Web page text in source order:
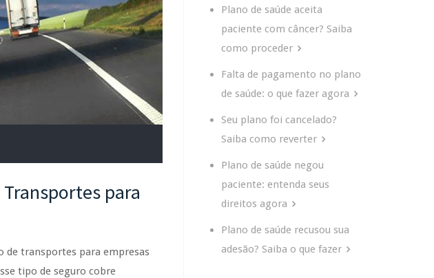
para
de transportes para empresas
tipo de seguro cobre
Plano de saúde aceita
paciente com câncer? Saiba
como proceder
Falta de pagamento no plano
de saúde: o que fazer agora
Seu plano foi cancelado?
Saiba como reverter
Plano de saúde negou
paciente: entenda seus
direitos agora
Plano de saúde recusou sua
adesão? Saiba o que fazer